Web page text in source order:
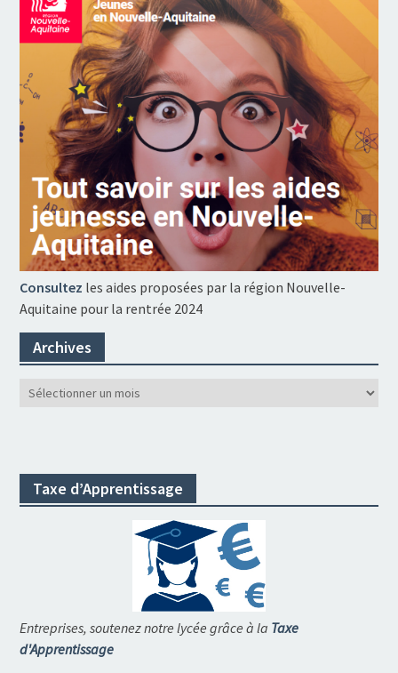
Consultez les aides proposées par la région Nouvelle-
Aquitaine pour la rentrée 2024
Archives
Archives
Taxe d’Apprentissage
Entreprises, soutenez notre lycée grâce à la Taxe
d'Apprentissage